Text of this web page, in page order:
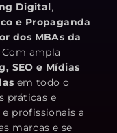
Digital,
e Propaganda
dos MBAs da
Com ampla
SEO e Mídias
em todo o
práticas e
profissionais a
marcas e se